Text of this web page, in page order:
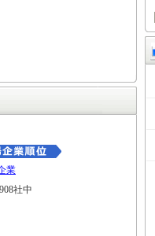
業
社中